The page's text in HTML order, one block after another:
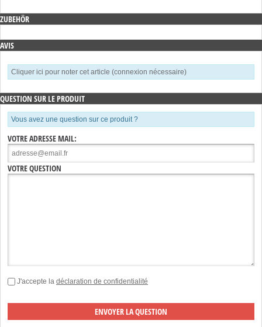
ZUBEHÖR
AVIS
Cliquer ici pour noter cet article (connexion nécessaire)
QUESTION SUR LE PRODUIT
Vous avez une question sur ce produit ?
VOTRE ADRESSE MAIL:
VOTRE QUESTION
J'accepte la déclaration de confidentialité